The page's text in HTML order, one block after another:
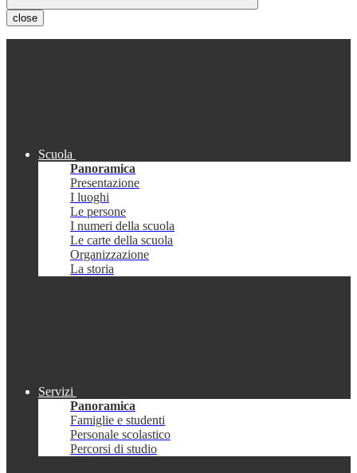
close
Scuola
Panoramica
Presentazione
I luoghi
Le persone
I numeri della scuola
Le carte della scuola
Organizzazione
La storia
Servizi
Panoramica
Famiglie e studenti
Personale scolastico
Percorsi di studio